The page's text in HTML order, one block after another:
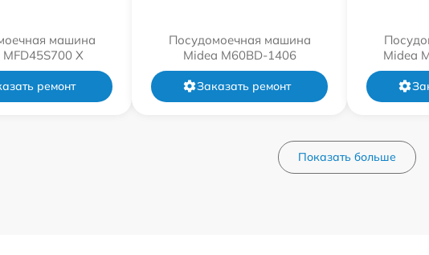
машина
X
ремонт
Посудомоечная машина
Midea M60BD-1406
Заказать ремонт
Midea
Показать больше